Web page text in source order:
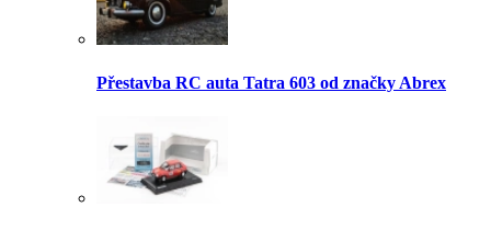
Přestavba RC auta Tatra 603 od značky Abrex